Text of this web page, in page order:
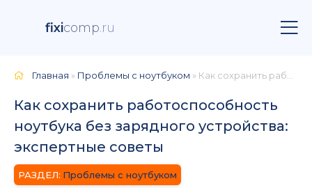
fixicomp.ru
Главная » Проблемы с ноутбуком » Как сохранить работоспособность ноутбука без зарядного устройства: экспертные советы
Как сохранить работоспособность
ноутбука без зарядного устройства:
экспертные советы
Проблемы с ноутбуком